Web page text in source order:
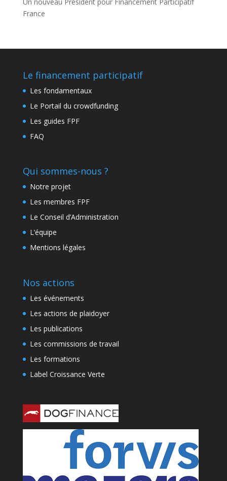
France
Le financement participatif
Les fondamentaux
Le Portail du crowdfunding
Les guides FPF
FAQ
Qui sommes-nous ?
Notre projet
Les membres FPF
Le Conseil d’Administration
L’équipe
Mentions légales
Nos actions
Les événements
Les actions de plaidoyer
Les publications
Les commissions de travail
Les formations
Label Croissance Verte